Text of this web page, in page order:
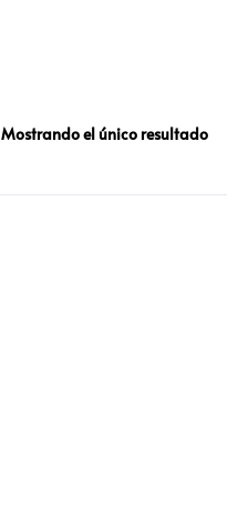
Mostrando el único resultado